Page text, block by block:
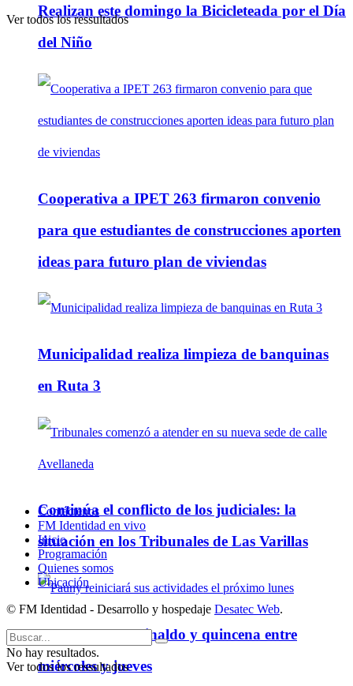
Realizan este domingo la Bicicleteada por el Día
del Niño
Cooperativa a IPET 263 firmaron convenio
para que estudiantes de construcciones aporten
ideas para futuro plan de viviendas
Municipalidad realiza limpieza de banquinas
en Ruta 3
Continúa el conflicto de los judiciales: la
situación en los Tribunales de Las Varillas
Pauny paga aguinaldo y quincena entre
miércoles y jueves
Ver todos los ressultados
Contáctenos
FM Identidad en vivo
Inicio
Programación
Quienes somos
Ubicación
© FM Identidad - Desarrollo y hospedaje Desatec Web.
No hay resultados.
Ver todos los ressultados